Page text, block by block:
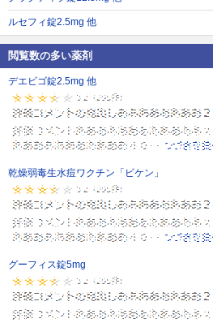
ルセフィ錠2.5mg 他
閲覧数の多い薬剤
デエビゴ錠2.5mg 他
乾燥弱毒生水痘ワクチン「ビケン」
グーフィス錠5mg